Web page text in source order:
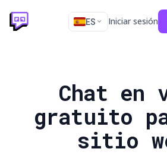
ES Iniciar sesión
Chat en
gratuito
sitio